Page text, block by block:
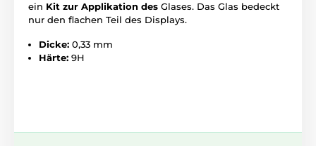
ein Kit zur Applikation des Glases. Das Glas bedeckt
nur den flachen Teil des Displays.
Dicke: 0,33 mm
Härte: 9H